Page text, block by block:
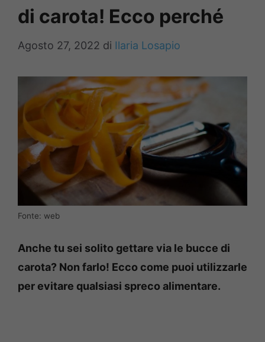
di carota! Ecco perché
Agosto 27, 2022 di Ilaria Losapio
Fonte: web
Anche tu sei solito gettare via le bucce di
carota? Non farlo! Ecco come puoi utilizzarle
per evitare qualsiasi spreco alimentare.